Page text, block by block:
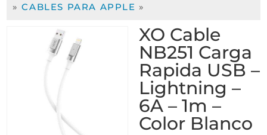
»CABLES PARA APPLE »
XO Cable
NB251 Carga
Rapida USB –
Lightning –
6A – 1m –
Color Blanco